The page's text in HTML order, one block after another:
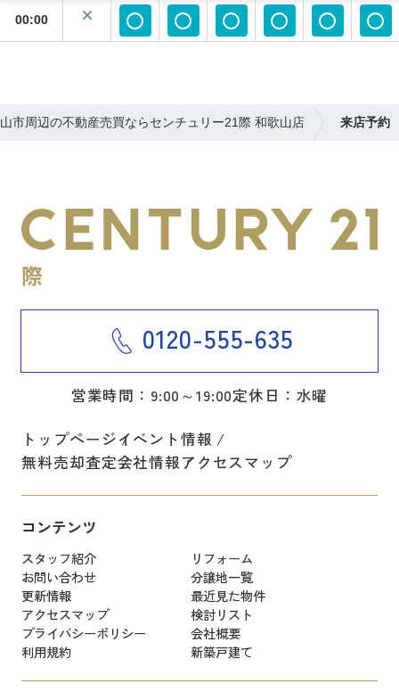
00:00
市周辺の不動産売買ならセンチュリー21際 和歌山店 来店予約
0120-555-635
営業時間：9:00～19:00定休日：水曜
トップページイベント情報
無料売却査定会社情報アクセスマップ
コンテンツ
スタッフ紹介
リフォーム
お問い合わせ
分譲地一覧
更新情報
最近見た物件
アクセスマップ
検討リスト
プライバシーポリシー
会社概要
利用規約
新築戸建て